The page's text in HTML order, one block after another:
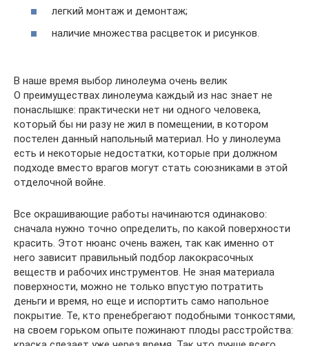
легкий монтаж и демонтаж;
наличие множества расцветок и рисунков.
В наше время выбор линолеума очень велик
О преимуществах линолеума каждый из нас знает не
понаслышке: практически нет ни одного человека,
который бы ни разу не жил в помещении, в котором
постелен данный напольный материал. Но у линолеума
есть и некоторые недостатки, которые при должном
подходе вместо врагов могут стать союзниками в этой
отделочной войне.
Все окрашивающие работы начинаются одинаково:
сначала нужно точно определить, по какой поверхности
красить. Этот нюанс очень важен, так как именно от
него зависит правильный подбор лакокрасочных
веществ и рабочих инструментов. Не зная материала
поверхности, можно не только впустую потратить
деньги и время, но еще и испортить само напольное
покрытие. Те, кто пренебрегают подобными тонкостями,
на своем горьком опыте пожинают плоды расстройства: